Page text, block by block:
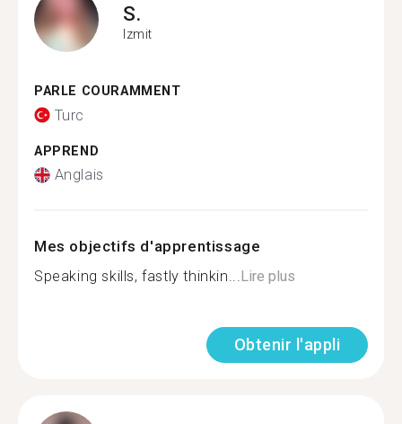
S.
Izmit
PARLE COURAMMENT
Turc
APPREND
Anglais
Mes objectifs d'apprentissage
Speaking skills, fastly thinkin...Lire plus
Obtenir l'appli